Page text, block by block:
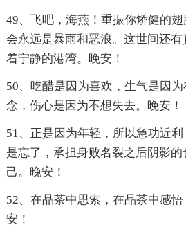
49、飞吧，海燕！重振你矫健的
会永远是暴雨和恶浪。这世间还
着宁静的港湾。晚安！
50、吃醋是因为喜欢，生气是因
念，伤心是因为不想失去。晚安！
51、正是因为年轻，所以急功近
是忘了，承担身败名裂之后阴影
己。晚安！
52、在品茶中思索，在品茶中感
安！